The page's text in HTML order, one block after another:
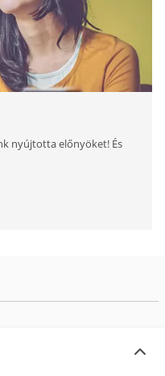
nyújtotta előnyöket! És